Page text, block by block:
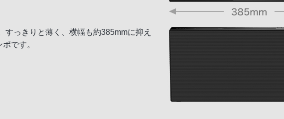
っきりと薄く、横幅も約385mmに抑え
です。